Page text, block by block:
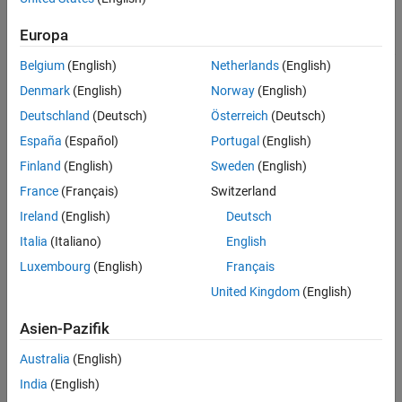
Make sure you do not select this option for a model that has very
small time step or that may encounter overruns as this may result
in Simulink ®becoming nonresponsive.
Recommended Settings
No recommendation.
Programmatic Use
No programmatic use is available.
Version History
Europa
Belgium (English)
Denmark (English)
Deutschland (Deutsch)
España (Español)
Finland (English)
France (Français)
Ireland (English)
Italia (Italiano)
Luxembourg (English)
Netherlands(English)
Norway(English)
Österreich (Deutsch)
Portugal (English)
Sweden (English)
Switzerland
Deutsch
English
Français
United Kingdom(English)
Asien-Pazifik
Australia (English)
India (English)